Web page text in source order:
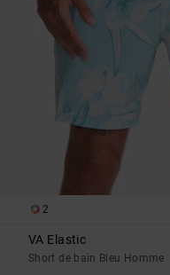
2
VA Elastic
Short de bain Bleu Homme